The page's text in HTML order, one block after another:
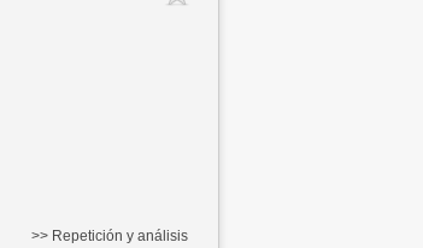
>> Repetición y análisis